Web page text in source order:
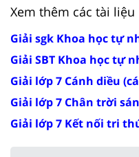
Xem thêm các tài
Giải sgk Khoa học tự
Giải SBT Khoa học tự
Giải lớp 7 Cánh diều
Giải lớp 7 Chân trời
Giải lớp 7 Kết nối tri